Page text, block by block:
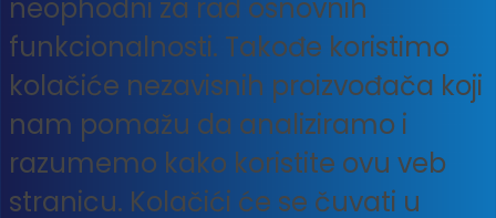
neophodni za rad osnovnih
funkcionalnosti. Takođe koristimo
kolačiće nezavisnih proizvođača koji
nam pomažu da analiziramo i
razumemo kako koristite ovu veb
stranicu. Kolačići će se čuvati u